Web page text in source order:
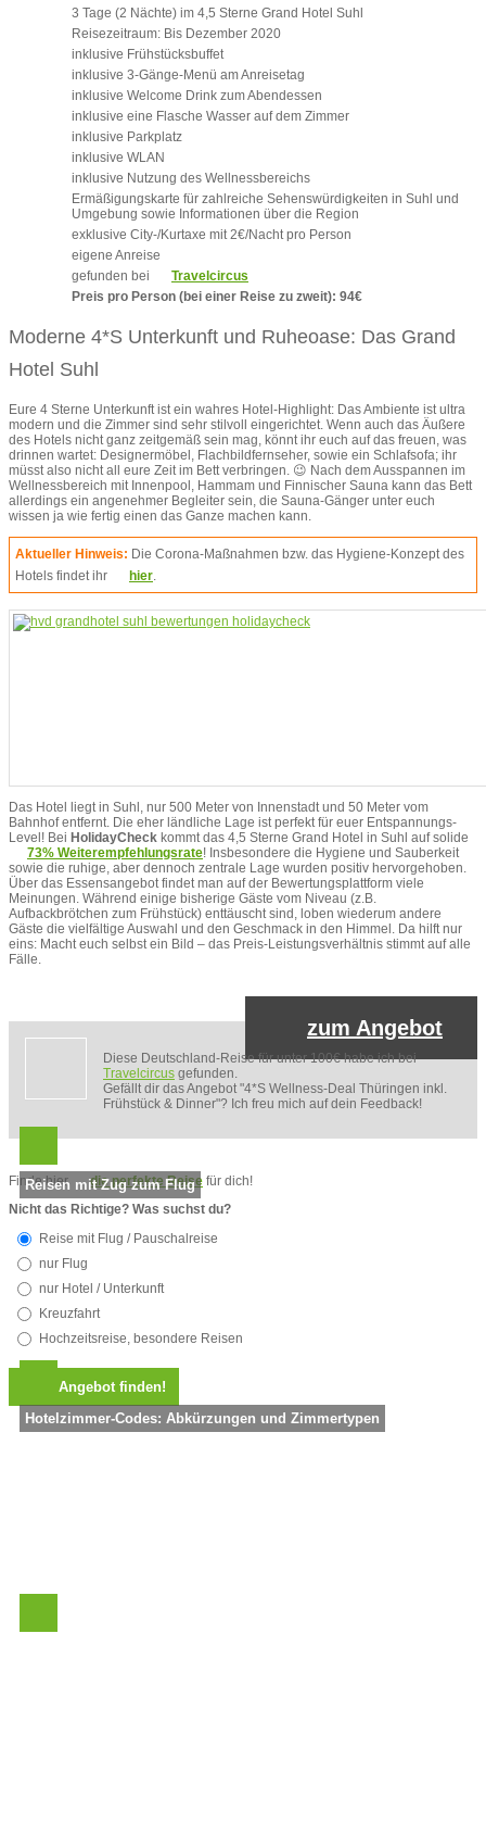
3 Tage (2 Nächte) im 4,5 Sterne Grand Hotel Suhl
Reisezeitraum: Bis Dezember 2020
inklusive Frühstücksbuffet
inklusive 3-Gänge-Menü am Anreisetag
inklusive Welcome Drink zum Abendessen
inklusive eine Flasche Wasser auf dem Zimmer
inklusive Parkplatz
inklusive WLAN
inklusive Nutzung des Wellnessbereichs
Ermäßigungskarte für zahlreiche Sehenswürdigkeiten in Suhl und
Umgebung sowie Informationen über die Region
exklusive City-/Kurtaxe mit 2€/Nacht pro Person
eigene Anreise
gefunden bei
Travelcircus
Preis pro Person (bei einer Reise zu zweit): 94€
Moderne 4*S Unterkunft und Ruheoase: Das Grand
Hotel Suhl
Eure 4 Sterne Unterkunft ist ein wahres Hotel-Highlight: Das Ambiente ist ultra
modern und die Zimmer sind sehr stilvoll eingerichtet. Wenn auch das Äußere
des Hotels nicht ganz zeitgemäß sein mag, könnt ihr euch auf das freuen, was
drinnen wartet: Designermöbel, Flachbildfernseher, sowie ein Schlafsofa; ihr
müsst also nicht all eure Zeit im Bett verbringen. 😉 Nach dem Ausspannen im
Wellnessbereich mit Innenpool, Hammam und Finnischer Sauna kann das Bett
allerdings ein angenehmer Begleiter sein, die Sauna-Gänger unter euch
wissen ja wie fertig einen das Ganze machen kann.
Aktueller Hinweis: Die Corona-Maßnahmen bzw. das Hygiene-Konzept des
Hotels findet ihr
hier.
Das Hotel liegt in Suhl, nur 500 Meter von Innenstadt und 50 Meter vom
Bahnhof entfernt. Die eher ländliche Lage ist perfekt für euer Entspannungs-
Level! Bei HolidayCheck kommt das 4,5 Sterne Grand Hotel in Suhl auf solide
73% Weiterempfehlungsrate! Insbesondere die Hygiene und Sauberkeit
sowie die ruhige, aber dennoch zentrale Lage wurden positiv hervorgehoben.
Über das Essensangebot findet man auf der Bewertungsplattform viele
Meinungen. Während einige bisherige Gäste vom Niveau (z.B.
Aufbackbrötchen zum Frühstück) enttäuscht sind, loben wiederum andere
Gäste die vielfältige Auswahl und den Geschmack in den Himmel. Da hilft nur
eins: Macht euch selbst ein Bild – das Preis-Leistungsverhältnis stimmt auf alle
Fälle.
zum Angebot
Diese Deutschland-Reise für unter 100€ habe ich bei
Travelcircus gefunden.
Gefällt dir das Angebot "4*S Wellness-Deal Thüringen inkl.
Frühstück & Dinner"? Ich freu mich auf dein Feedback!
Finde hier die perfekte Reise für dich!
Nicht das Richtige? Was suchst du?
Reise mit Flug / Pauschalreise
nur Flug
nur Hotel / Unterkunft
Kreuzfahrt
Hochzeitsreise, besondere Reisen
Reisen mit Zug zum Flug
Hotelzimmer-Codes: Abkürzungen und Zimmertypen